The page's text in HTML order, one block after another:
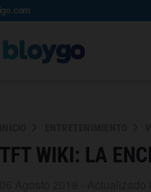
TFT WIKI: LA